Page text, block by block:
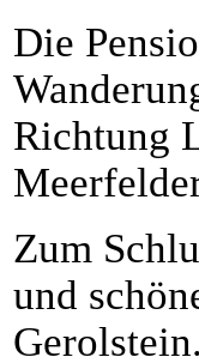
Die
Richtung
Zum
und